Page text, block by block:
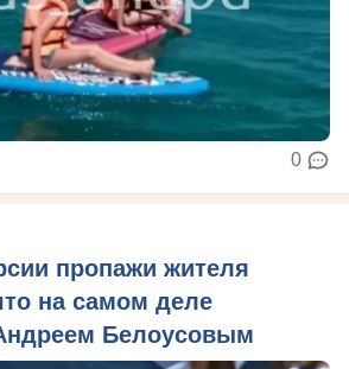
0
пропажи жителя
на самом деле
Белоусовым